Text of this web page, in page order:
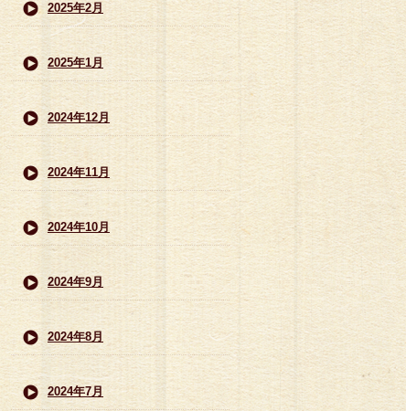
2025年2月
2025年1月
2024年12月
2024年11月
2024年10月
2024年9月
2024年8月
2024年7月